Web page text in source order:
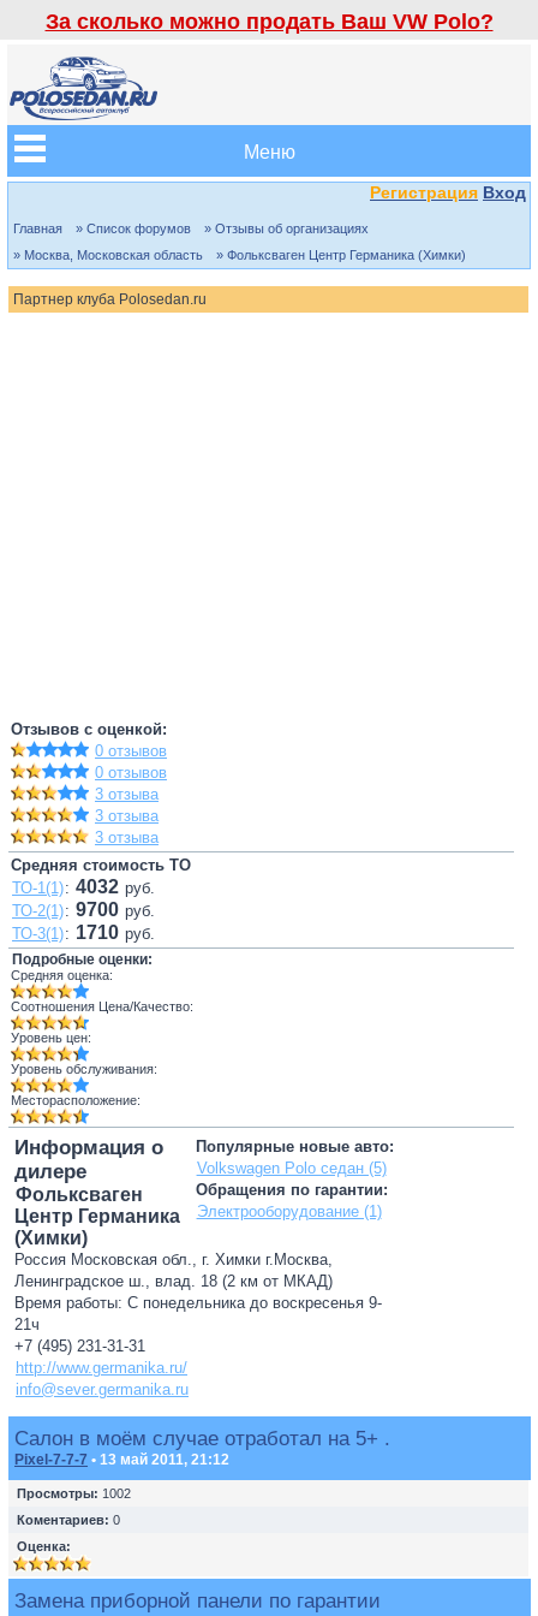
За сколько можно продать Ваш VW Polo?
Меню
Регистрация Вход
Главная » Список форумов
» Отзывы об организациях
» Москва, Московская область
» Фольксваген Центр Германика (Химки)
Партнер клуба Polosedan.ru
Отзывов с оценкой:
0 отзывов
0 отзывов
3 отзыва
3 отзыва
3 отзыва
Средняя стоимость ТО
ТО-1(1): 4032 руб.
ТО-2(1): 9700 руб.
ТО-3(1): 1710 руб.
Подробные оценки:
Средняя оценка:
Соотношения Цена/Качество:
Уровень цен:
Уровень обслуживания:
Месторасположение:
Популярные новые авто:
Volkswagen Polo седан (5)
Обращения по гарантии:
Электрооборудование (1)
Информация о
дилере
Фольксваген
Центр Германика
(Химки)
Россия Московская обл., г. Химки г.Москва,
Ленинградское ш., влад. 18 (2 км от МКАД)
Время работы: С понедельника до воскресенья 9-
21ч
+7 (495) 231-31-31
http://www.germanika.ru/
info@sever.germanika.ru
Салон в моём случае отработал на 5+ .
Pixel-7-7-7 • 13 май 2011, 21:12
Просмотры: 1002
Коментариев: 0
Оценка:
Замена приборной панели по гарантии